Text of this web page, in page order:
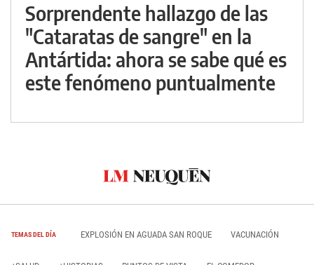
Sorprendente hallazgo de las
"Cataratas de sangre" en la
Antártida: ahora se sabe qué es
este fenómeno puntualmente
TEMAS DEL DÍA EXPLOSIÓN EN AGUADA SAN ROQUE VACUNACIÓN